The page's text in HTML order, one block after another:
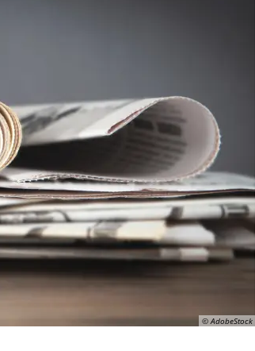
© AdobeStock